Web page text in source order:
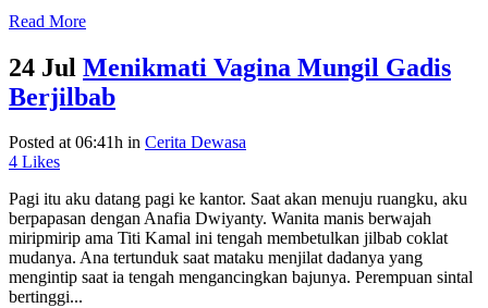
Read More
24 Jul Menikmati Vagina Mungil Gadis
Berjilbab
Posted at 06:41h in Cerita Dewasa
4 Likes
Pagi itu aku datang pagi ke kantor. Saat akan menuju ruangku, aku
berpapasan dengan Anafia Dwiyanty. Wanita manis berwajah
miripmirip ama Titi Kamal ini tengah membetulkan jilbab coklat
mudanya. Ana tertunduk saat mataku menjilat dadanya yang
mengintip saat ia tengah mengancingkan bajunya. Perempuan sintal
bertinggi...